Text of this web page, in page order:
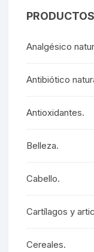
Analgésico
Antibiótico
Antioxidantes.
Belleza.
Cabello.
Cartílagos y
Cereales.